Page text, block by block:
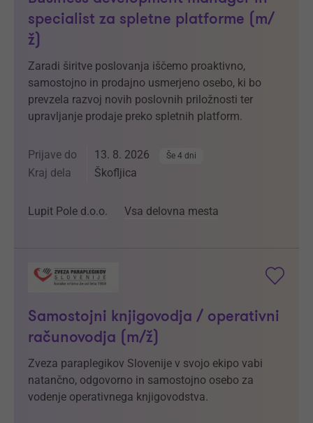
specialist za spletne platforme (m/
ž)
Zaradi širitve poslovanja iščemo proaktivno,
samostojno in prodajno usmerjeno osebo, ki bo
prevzela razvoj novih poslovnih priložnosti ter
upravljanje prodaje preko spletnih platform.
Prijave do 13. 8. 2026 Še 4 dni
Kraj dela Škofljica
Lupit Pole d.o.o. Vsa delovna mesta
Samostojni knjigovodja / operativni
računovodja (m/ž)
Zveza paraplegikov Slovenije v svojo ekipo vabi
natančno, odgovorno in samostojno osebo za
vodenje operativnega knjigovodstva.